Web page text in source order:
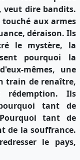
veut dire bandits.
aux armes
déraison. Ils
le mystère, la
pourquoi la
mêmes, une
train de renaître,
rédemption. Ils
tant de
tant de
de la souffrance.
le pays,